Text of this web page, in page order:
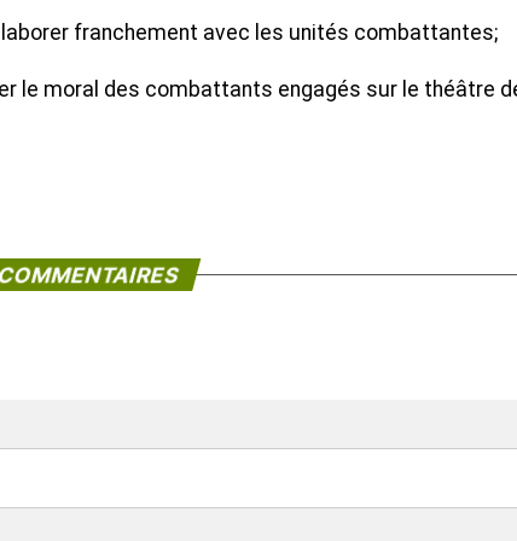
franchement avec les unités combattantes;
le moral des combattants engagés sur le théâtre